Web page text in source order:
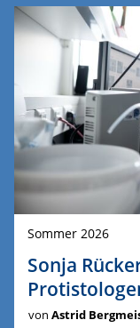
Sommer 2026
Sonja
von Astrid